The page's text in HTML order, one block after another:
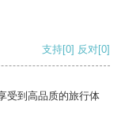
支持[0] 反对[0]
受到高品质的旅行体